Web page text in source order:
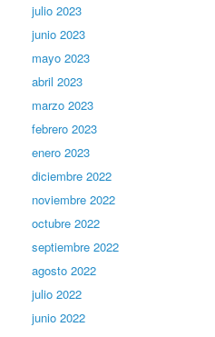
julio 2023
junio 2023
mayo 2023
abril 2023
marzo 2023
febrero 2023
enero 2023
diciembre 2022
noviembre 2022
octubre 2022
septiembre 2022
agosto 2022
julio 2022
junio 2022